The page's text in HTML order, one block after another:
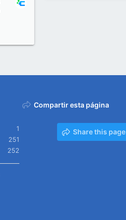
1
251
252
Compartir esta página
Share this page